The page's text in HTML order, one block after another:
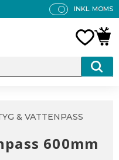
P
A
INKL. MOMS
& VATTENPASS
600mm